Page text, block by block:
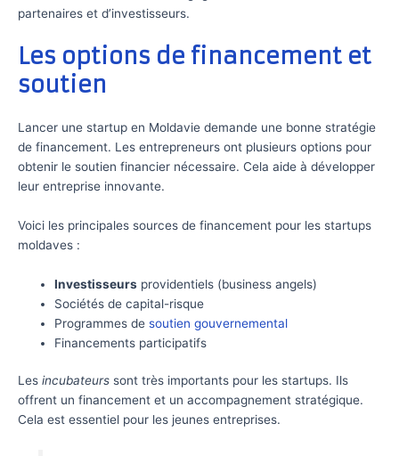
partenaires et d’investisseurs.
Les options de financement et
soutien
Lancer une startup en Moldavie demande une bonne stratégie
de financement. Les entrepreneurs ont plusieurs options pour
obtenir le soutien financier nécessaire. Cela aide à développer
leur entreprise innovante.
Voici les principales sources de financement pour les startups
moldaves :
Investisseurs providentiels (business angels)
Sociétés de capital-risque
Programmes desoutien gouvernemental
Financements participatifs
Les incubateurs sont très importants pour les startups. Ils
offrent un financement et un accompagnement stratégique.
Cela est essentiel pour les jeunes entreprises.